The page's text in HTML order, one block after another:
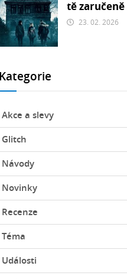
tě zaručeně
23. 02. 2026
Kategorie
Akce a slevy
Glitch
Návody
Novinky
Recenze
Téma
Události